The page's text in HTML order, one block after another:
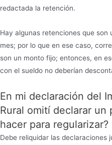
redactada la retención.
Hay algunas retenciones que son
mes; por lo que en ese caso,
son un monto fijo; entonces, en
con el sueldo no deberían
En mi declaración del
Rural omití declarar un
hacer para regularizar?
Debe reliquidar las declaraciones